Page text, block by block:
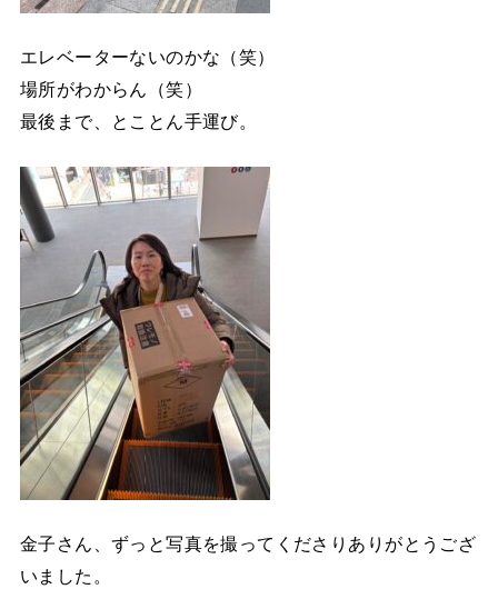
エレベーターないのかな（笑）
場所がわからん（笑）
最後まで、とことん手運び。
金子さん、ずっと写真を撮ってくださりありがとうござ
いました。